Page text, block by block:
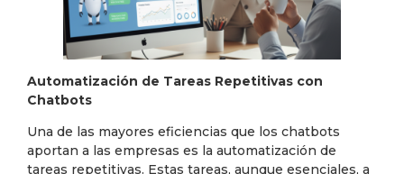
Automatización de Tareas Repetitivas con
Chatbots
Una de las mayores eficiencias que los chatbots
aportan a las empresas es la automatización de
tareas repetitivas. Estas tareas, aunque esenciales, a